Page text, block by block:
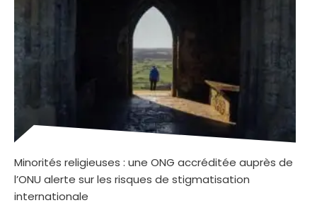
Minorités religieuses : une ONG accréditée auprès de
l’ONU alerte sur les risques de stigmatisation
internationale